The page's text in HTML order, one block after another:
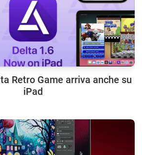
Retro Game arriva anche su
iPad